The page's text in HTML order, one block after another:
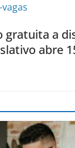
gratuita a
abre